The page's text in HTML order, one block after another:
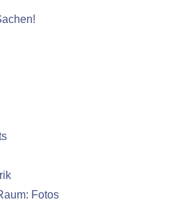
Fotos